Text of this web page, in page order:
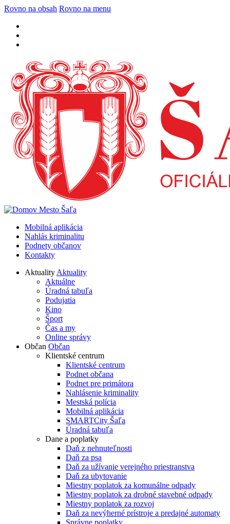
Rovno na obsah Rovno na menu
Mobilná aplikácia
Nahlás kriminalitu
Podnety občanov
Kontakty
AktualityAktuality
Aktuálne
Úradná tabuľa
Podujatia
Kino
Šport
Čas a my
Online správy
Občan Občan
Klientské centrum
Klientské centrum
Podnet občana
Podnet pre primátora
Nahlásenie kriminality
Mestská polícia
Mobilná aplikácia
SMARTCity Šaľa
Úradná tabuľa
Dane a poplatky
Daň z nehnuteľnosti
Daň za psa
Daň za užívanie verejného priestranstva
Daň za ubytovanie
Miestny poplatok za komunálne odpady
Miestny poplatok za drobné stavebné odpady
Miestny poplatok za rozvoj
Daň za nevýherné prístroje a predajné automaty